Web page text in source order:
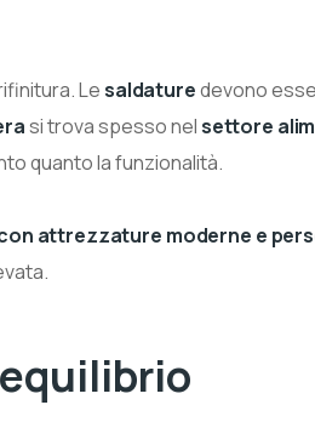
Lesaldaturedevono
si trova spesso nelsettore
quanto la funzionalità.
attrezzature moderne e